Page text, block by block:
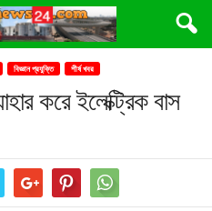
বিজ্ঞান প্রযুক্তি শীর্ষ খবর
করে ইলেক্ট্রিক বাস